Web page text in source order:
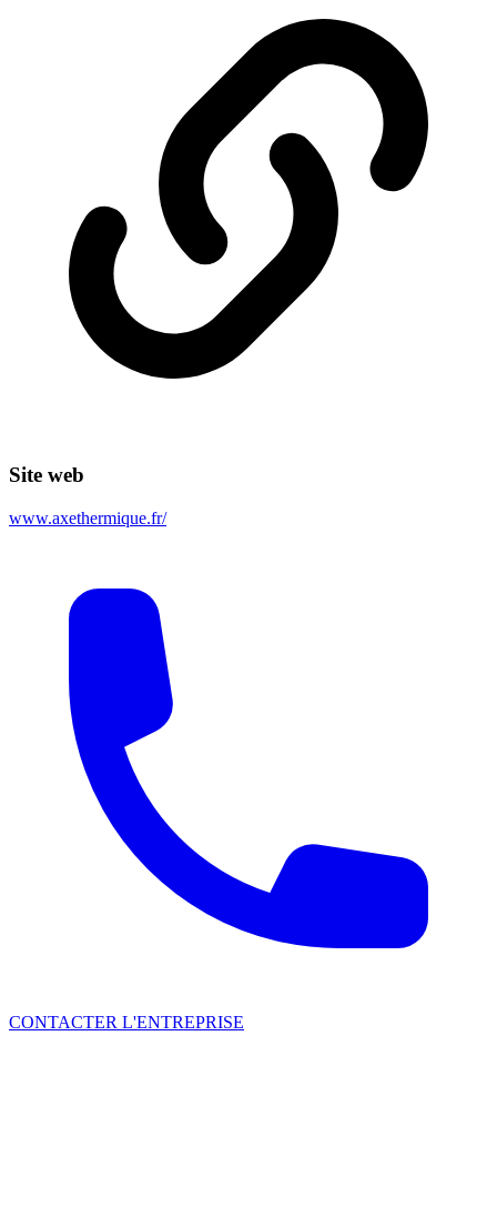
Site web
www.axethermique.fr/
CONTACTER L'ENTREPRISE